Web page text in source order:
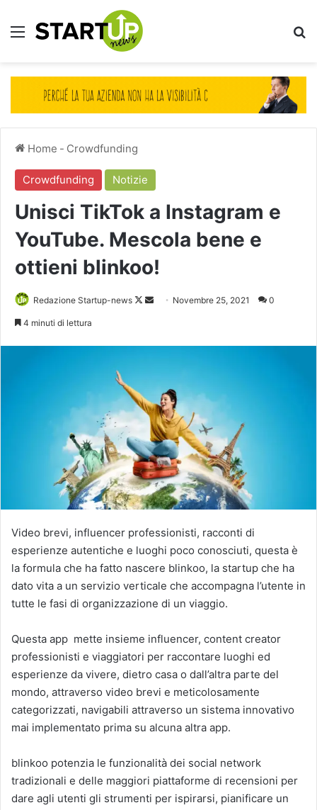
Menu
Home - Crowdfunding
Crowdfunding Notizie
Unisci TikTok a Instagram e
YouTube. Mescola bene e
ottieni blinkoo!
Redazione Startup-news
Follow
Invia Novembre 25, 2021 0
4 minuti di lettura
Video brevi, influencer professionisti, racconti di
esperienze autentiche e luoghi poco conosciuti, questa è
la formula che ha fatto nascere blinkoo, la startup che ha
dato vita a un servizio verticale che accompagna l’utente in
tutte le fasi di organizzazione di un viaggio.
Questa app mette insieme influencer, content creator
professionisti e viaggiatori per raccontare luoghi ed
esperienze da vivere, dietro casa o dall’altra parte del
mondo, attraverso video brevi e meticolosamente
categorizzati, navigabili attraverso un sistema innovativo
mai implementato prima su alcuna altra app.
blinkoo potenzia le funzionalità dei social network
tradizionali e delle maggiori piattaforme di recensioni per
dare agli utenti gli strumenti per ispirarsi, pianificare un